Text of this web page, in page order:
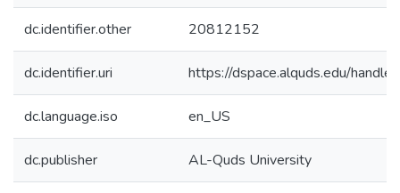
dc.identifier.other 20812152
dc.identifier.uri https://dspace.alquds.edu/
dc.language.iso en_US
dc.publisher AL-Quds University